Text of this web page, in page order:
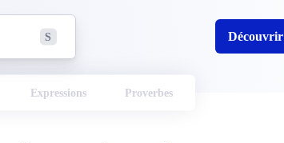
S
Expressions Proverbes